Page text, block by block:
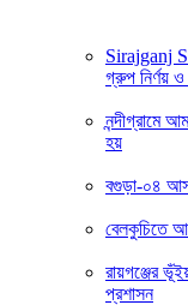
Sirajganj
গ্রুপ নির্ণয় ও
নন্দীগ্রামে
হয়
বগুড়া-০৪
বেলকুচিতে
রায়গঞ্জের
প্রশাসন